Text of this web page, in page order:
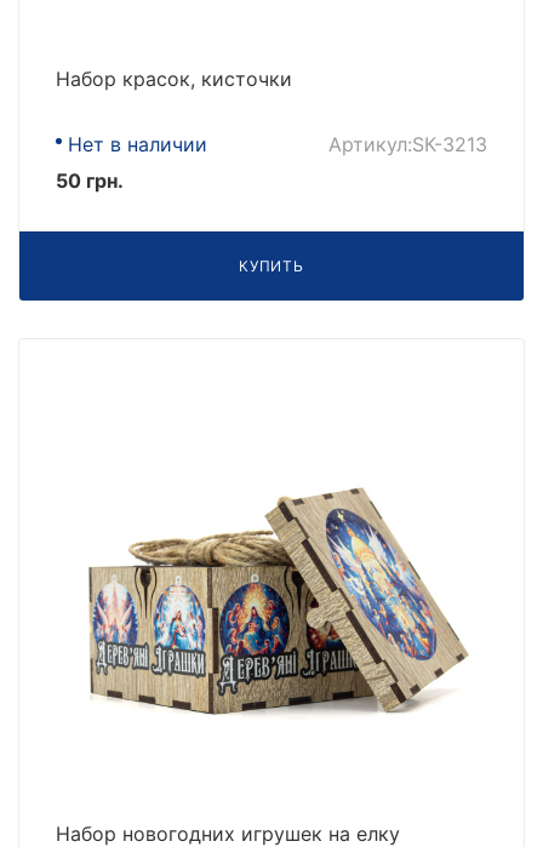
Набор красок, кисточки
Нет в наличии
Артикул:SК-3213
50 грн.
КУПИТЬ
Набор новогодних игрушек на елку